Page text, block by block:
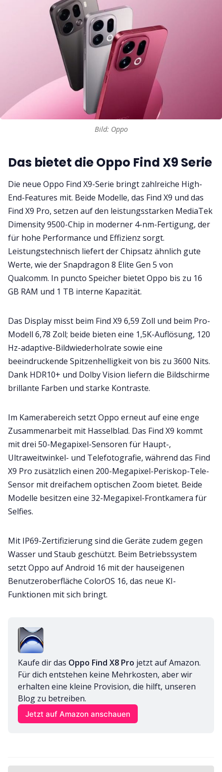
Bild: Oppo
Das bietet die Oppo Find X9 Serie
Die neue Oppo Find X9-Serie bringt zahlreiche High-
End-Features mit. Beide Modelle, das Find X9 und das
Find X9 Pro, setzen auf den leistungsstarken MediaTek
Dimensity 9500-Chip in moderner 4-nm-Fertigung, der
für hohe Performance und Effizienz sorgt.
Leistungstechnisch liefert der Chipsatz ähnlich gute
Werte, wie der Snapdragon 8 Elite Gen 5 von
Qualcomm. In puncto Speicher bietet Oppo bis zu 16
GB RAM und 1 TB interne Kapazität.
Das Display misst beim Find X9 6,59 Zoll und beim Pro-
Modell 6,78 Zoll; beide bieten eine 1,5K-Auflösung, 120
Hz-adaptive-Bildwiederholrate sowie eine
beeindruckende Spitzenhelligkeit von bis zu 3600 Nits.
Dank HDR10+ und Dolby Vision liefern die Bildschirme
brillante Farben und starke Kontraste.
Im Kamerabereich setzt Oppo erneut auf eine enge
Zusammenarbeit mit Hasselblad. Das Find X9 kommt
mit drei 50-Megapixel-Sensoren für Haupt-,
Ultraweitwinkel- und Telefotografie, während das Find
X9 Pro zusätzlich einen 200-Megapixel-Periskop-Tele-
Sensor mit dreifachem optischen Zoom bietet. Beide
Modelle besitzen eine 32-Megapixel-Frontkamera für
Selfies.
Mit IP69-Zertifizierung sind die Geräte zudem gegen
Wasser und Staub geschützt. Beim Betriebssystem
setzt Oppo auf Android 16 mit der hauseigenen
Benutzeroberfläche ColorOS 16, das neue KI-
Funktionen mit sich bringt.
Kaufe dir das Oppo Find X8 Pro jetzt auf Amazon.
Für dich entstehen keine Mehrkosten, aber wir
erhalten eine kleine Provision, die hilft, unseren
Blog zu betreiben.
Jetzt auf Amazon anschauen